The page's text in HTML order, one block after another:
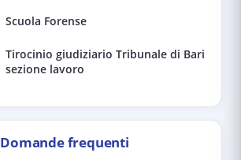
Scuola Forense
Tirocinio giudiziario Tribunale di Bari
sezione lavoro
Domande frequenti